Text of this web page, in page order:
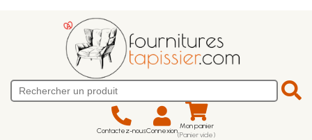
Contactez-nousConnexion Mon panier
(Panier vide)